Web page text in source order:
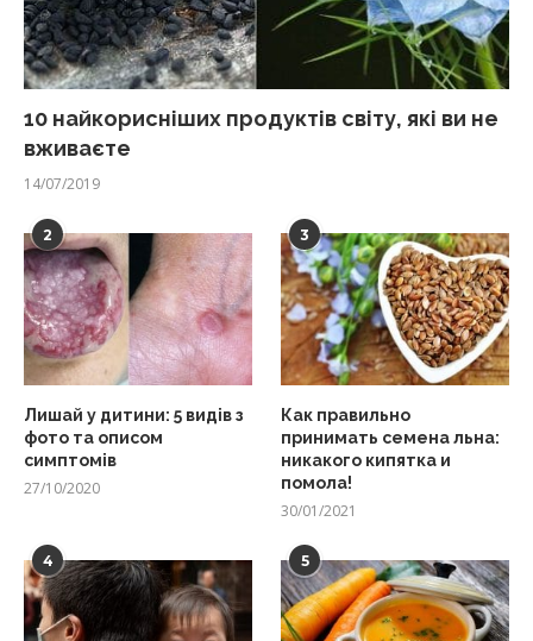
10 найкорисніших продуктів світу, які ви не
вживаєте
14/07/2019
2
Лишай у дитини: 5 видів з
фото та описом
симптомів
27/10/2020
3
Как правильно
принимать семена льна:
никакого кипятка и
помола!
30/01/2021
4 5